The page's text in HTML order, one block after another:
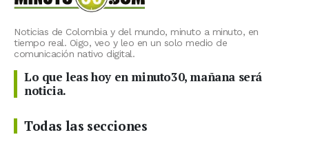
Noticias de Colombia y del mundo, minuto a minuto, en
tiempo real. Oigo, veo y leo en un solo medio de
comunicación nativo digital.
Lo que leas hoy en minuto30, mañana será
noticia.
Todas las secciones